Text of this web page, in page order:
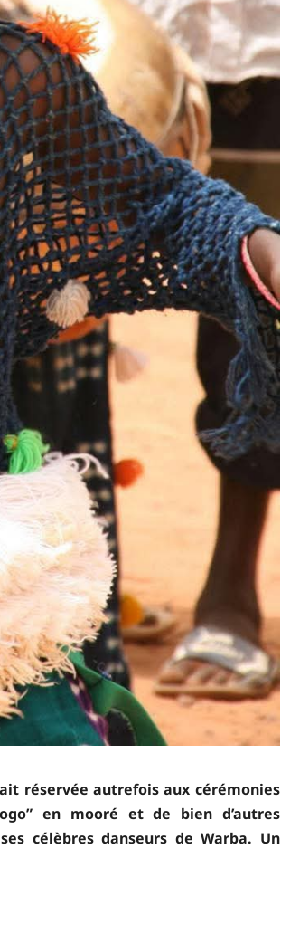
réservée autrefois aux cérémonies
en mooré et de bien d’autres
célèbres danseurs de Warba. Un